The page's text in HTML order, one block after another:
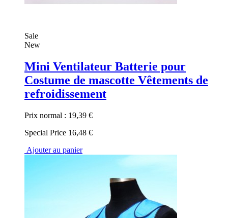
Sale
New
Mini Ventilateur Batterie pour
Costume de mascotte Vêtements de
refroidissement
Prix normal : 19,39 €
Special Price 16,48 €
Ajouter au panier